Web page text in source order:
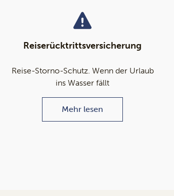
Reiserücktrittsversicherung
Reise-Storno-Schutz. Wenn der Urlaub
ins Wasser fällt
Mehr lesen